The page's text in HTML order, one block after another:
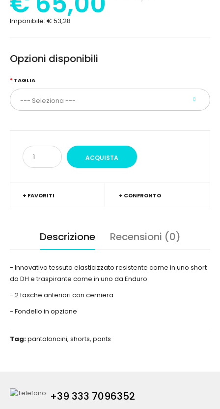
Imponibile: € 53,28
Opzioni disponibili
TAGLIA
+ FAVORITI + CONFRONTO
Descrizione Recensioni (0)
- Innovativo tessuto elasticizzato resistente come in uno short
da DH e traspirante come in uno da Enduro
- 2 tasche anteriori con cerniera
- Fondello in opzione
Tag:pantaloncini, shorts, pants
+39 333 7096352